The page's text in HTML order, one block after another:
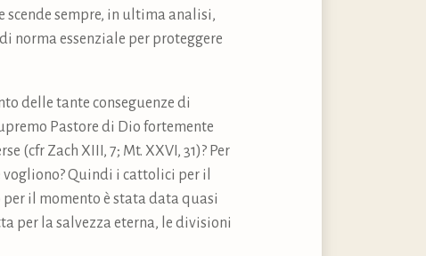
sempre, in ultima analisi,
norma essenziale per proteggere
delle tante conseguenze di
Pastore di Dio fortemente
(cfr Zach XIII, 7; Mt. XXVI, 31)? Per
Quindi i cattolici per il
il momento è stata data quasi
per la salvezza eterna, le divisioni